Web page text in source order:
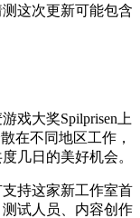
这次更新可能包含
戏大奖Spilprisen上
在不同地区工作，
几日的美好机会。
持这家新工作室首
试人员、内容创作